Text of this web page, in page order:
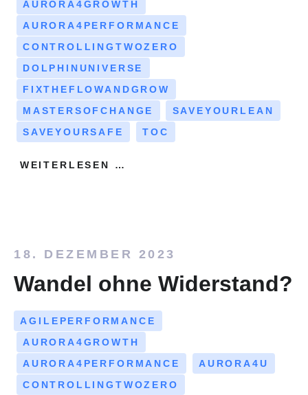
AURORA4GROWTH
AURORA4PERFORMANCE
CONTROLLINGTWOZERO
DOLPHINUNIVERSE
FIXTHEFLOWANDGROW
MASTERSOFCHANGE
SAVEYOURLEAN
SAVEYOURSAFE
TOC
WEITERLESEN …
18. DEZEMBER 2023
Wandel ohne Widerstand?
AGILEPERFORMANCE
AURORA4GROWTH
AURORA4PERFORMANCE
AURORA4U
CONTROLLINGTWOZERO